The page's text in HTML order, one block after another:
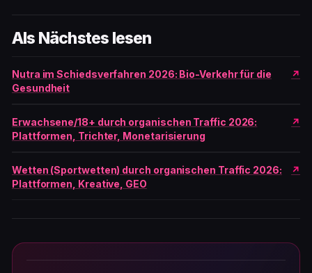
Als Nächstes lesen
Nutra im Schiedsverfahren 2026: Bio-Verkehr für die
Gesundheit
Erwachsene/18+ durch organischen Traffic 2026:
Plattformen, Trichter, Monetarisierung
Wetten (Sportwetten) durch organischen Traffic 2026:
Plattformen, Kreative, GEO